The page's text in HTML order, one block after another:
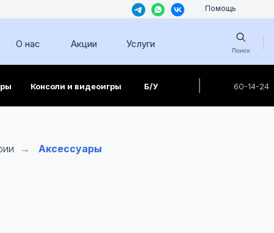
Помощь
О нас Акции Услуги
60-14-24
Б/У
Консоли и видеоигры
→ Аксессуары